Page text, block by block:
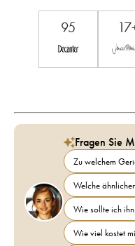
95
Fragen Sie
Zu welchem
Welche
Wie sollte ich
Wie viel kostet